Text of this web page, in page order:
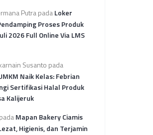
Reguler
Kuota
Sehati
2026
Rekap
Pengajuan
per
LP3H
PutrapadaLoker
Proses Produk
2026 Full Online Via LMS
Susanto pada
Naik Kelas: Febrian
Sertifikasi Halal Produk
Kalijeruk
padaMapan Bakery Ciamis
Higienis, dan Terjamin